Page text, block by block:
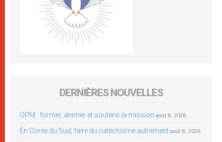
DERNIÈRES NOUVELLES
OPM : former, animer et soutenir la mission août 8, 2026
En Corée du Sud, faire du catéchisme autrement août 8, 2026